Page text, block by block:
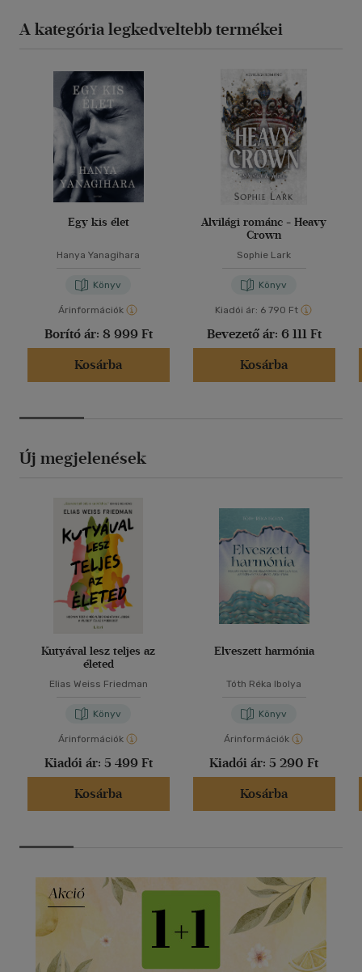
A kategória legkedveltebb termékei
Egy kis élet
Hanya Yanagihara
Könyv
Árinformációk
Borító ár: 8 999 Ft
Kosárba
Alvilági románc - Heavy
Crown
Sophie Lark
Könyv
Kiadói ár: 6 790 Ft
Bevezető ár: 6 111 Ft
Kosárba
Új megjelenések
Kutyával lesz teljes az
életed
Elias Weiss Friedman
Könyv
Árinformációk
Kiadói ár: 5 499 Ft
Kosárba
Elveszett harmónia
Tóth Réka Ibolya
Könyv
Árinformációk
Kiadói ár: 5 290 Ft
Kosárba